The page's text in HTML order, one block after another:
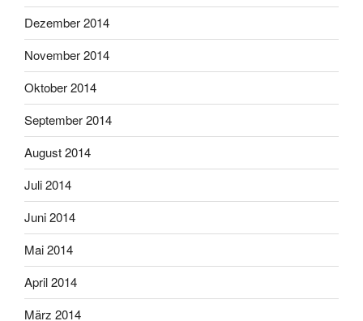
Dezember 2014
November 2014
Oktober 2014
September 2014
August 2014
Juli 2014
Juni 2014
Mai 2014
April 2014
März 2014